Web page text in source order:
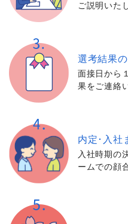
ご説明いた
選考結果の
面接日から
果をご連絡
内定･入社
入社時期の
ームでの顔